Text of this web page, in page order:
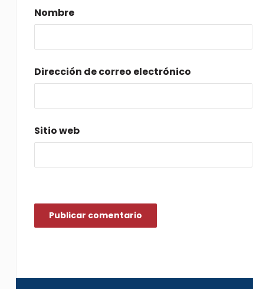
Nombre
Dirección de correo electrónico
Sitio web